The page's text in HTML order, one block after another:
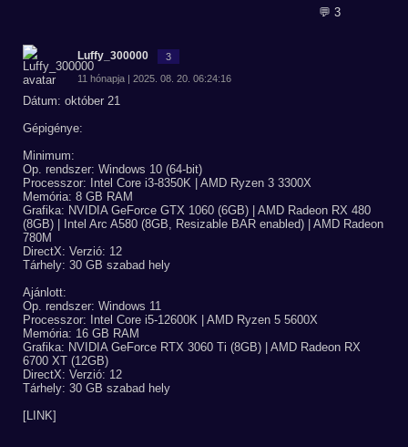
💬 3
Luffy_300000 3
11 hónapja | 2025. 08. 20. 06:24:16
Dátum: október 21
Gépigénye:
Minimum:
Op. rendszer: Windows 10 (64-bit)
Processzor: Intel Core i3-8350K | AMD Ryzen 3 3300X
Memória: 8 GB RAM
Grafika: NVIDIA GeForce GTX 1060 (6GB) | AMD Radeon RX 480
(8GB) | Intel Arc A580 (8GB, Resizable BAR enabled) | AMD Radeon
780M
DirectX: Verzió: 12
Tárhely: 30 GB szabad hely
Ajánlott:
Op. rendszer: Windows 11
Processzor: Intel Core i5-12600K | AMD Ryzen 5 5600X
Memória: 16 GB RAM
Grafika: NVIDIA GeForce RTX 3060 Ti (8GB) | AMD Radeon RX
6700 XT (12GB)
DirectX: Verzió: 12
Tárhely: 30 GB szabad hely
[LINK]